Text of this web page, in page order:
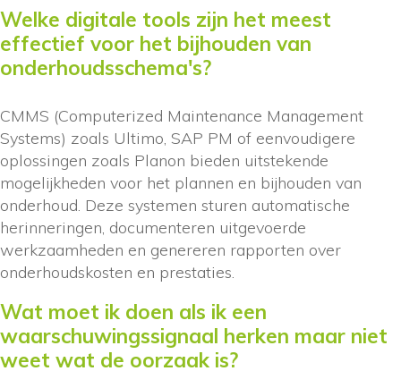
Welke digitale tools zijn het meest
effectief voor het bijhouden van
onderhoudsschema's?
CMMS (Computerized Maintenance Management
Systems) zoals Ultimo, SAP PM of eenvoudigere
oplossingen zoals Planon bieden uitstekende
mogelijkheden voor het plannen en bijhouden van
onderhoud. Deze systemen sturen automatische
herinneringen, documenteren uitgevoerde
werkzaamheden en genereren rapporten over
onderhoudskosten en prestaties.
Wat moet ik doen als ik een
waarschuwingssignaal herken maar niet
weet wat de oorzaak is?